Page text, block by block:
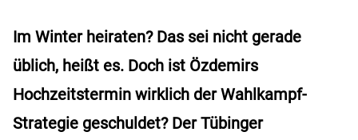
Im Winter heiraten? Das sei nicht gerade
üblich, heißt es. Doch ist Özdemirs
Hochzeitstermin wirklich der Wahlkampf-
Strategie geschuldet? Der Tübinger